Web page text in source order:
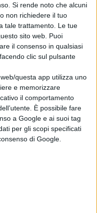
Si rende noto che alcuni
non richiedere il tuo
tale trattamento. Le tue
sito web. Puoi
il consenso in qualsiasi
clic sul pulsante
questa app utilizza uno
e memorizzare
il comportamento
È possibile fare
a Google e ai suoi tag
per gli scopi specificati
di Google.
il miliardo:
torna ai
del box
Emanuela Giuliani
Cookie Policy
Disclaimer